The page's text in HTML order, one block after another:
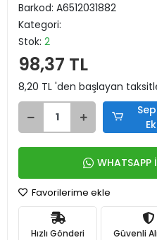
Barkod: A6512031882
Kategori:
Stok: 2
98,37 TL
8,20 TL 'den başlayan
WHATSAPP
Favorilerime ekle
Hızlı Gönderi Güvenli